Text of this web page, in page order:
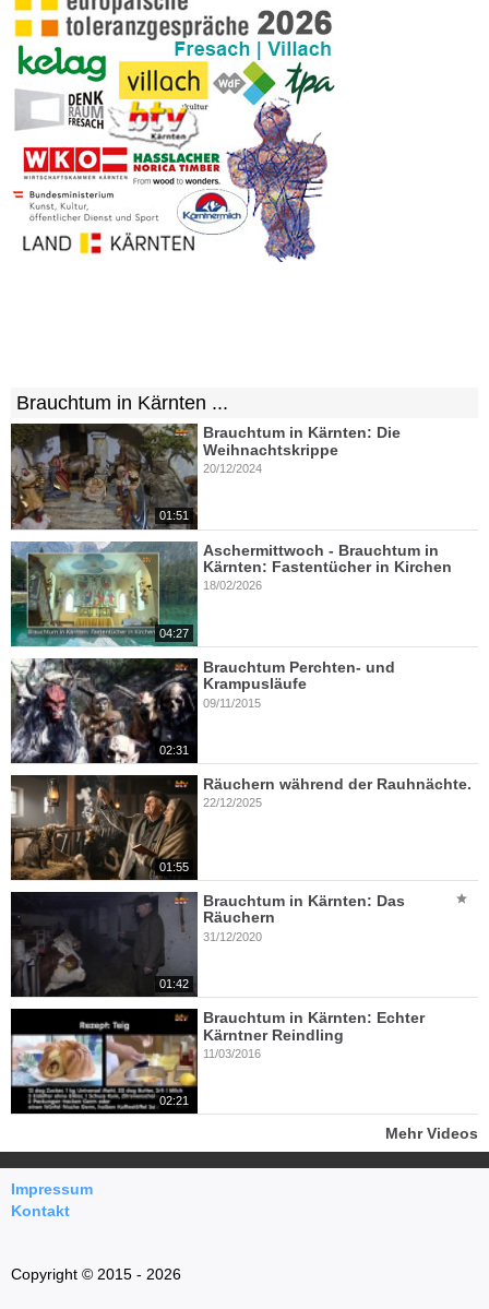
Brauchtum in Kärnten ...
01:51
Brauchtum in Kärnten: Die
Weihnachtskrippe
20/12/2024
04:27
Aschermittwoch - Brauchtum in
Kärnten: Fastentücher in Kirchen
18/02/2026
02:31
Brauchtum Perchten- und
Krampusläufe
09/11/2015
01:55
Räuchern während der Rauhnächte.
22/12/2025
01:42
Brauchtum in Kärnten: Das
Räuchern
31/12/2020
02:21
Brauchtum in Kärnten: Echter
Kärntner Reindling
11/03/2016
Mehr Videos
Impressum
Kontakt
Copyright © 2015 - 2026